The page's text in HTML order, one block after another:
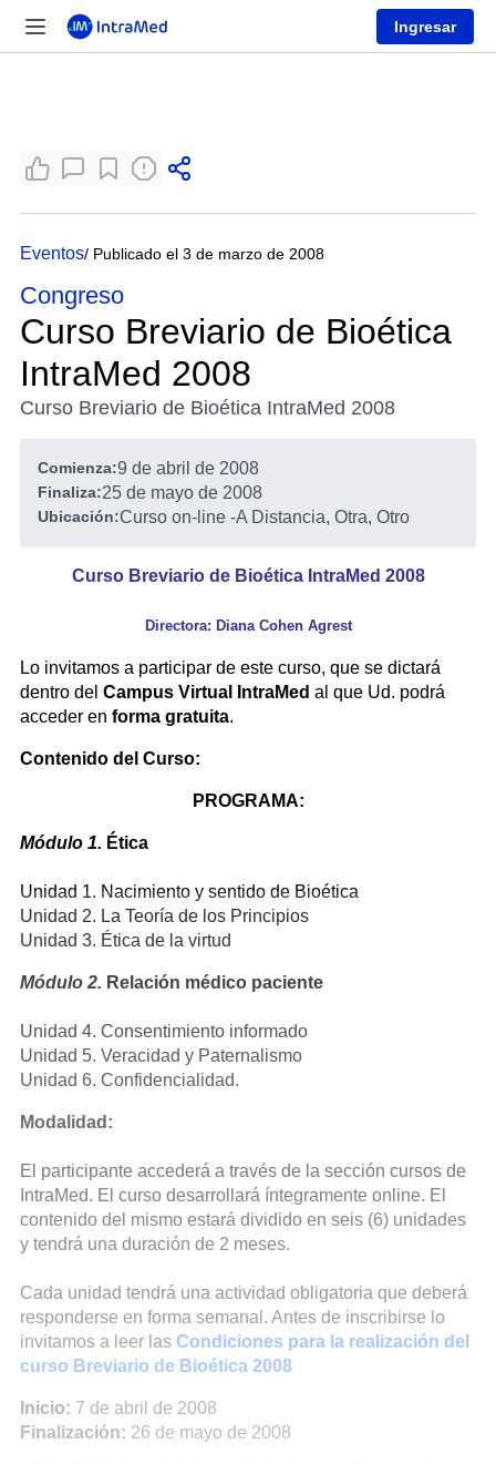
Ingresar
Eventos/ Publicado el 3 de marzo de 2008
Congreso
Curso Breviario de Bioética
IntraMed 2008
Curso Breviario de Bioética IntraMed 2008
Comienza:9 de abril de 2008
Finaliza:25 de mayo de 2008
Ubicación:Curso on-line -A Distancia, Otra, Otro
Curso Breviario de Bioética IntraMed 2008
Directora: Diana Cohen Agrest
Lo invitamos a participar de este curso, que se dictará
dentro del Campus Virtual IntraMed al que Ud. podrá
acceder en forma gratuita.
Contenido del Curso:
PROGRAMA:
Módulo 1. Ética
Unidad 1. Nacimiento y sentido de Bioética
Unidad 2. La Teoría de los Principios
Unidad 3. Ética de la virtud
Módulo 2. Relación médico paciente
Unidad 4. Consentimiento informado
Unidad 5. Veracidad y Paternalismo
Unidad 6. Confidencialidad.
Modalidad:
El participante accederá a través de la sección cursos de
IntraMed. El curso desarrollará íntegramente online. El
contenido del mismo estará dividido en seis (6) unidades
y tendrá una duración de 2 meses.
Cada unidad tendrá una actividad obligatoria que deberá
responderse en forma semanal. Antes de inscribirse lo
invitamos a leer las Condiciones para la realización del
curso Breviario de Bioética 2008
Inicio: 7 de abril de 2008
Finalización: 26 de mayo de 2008